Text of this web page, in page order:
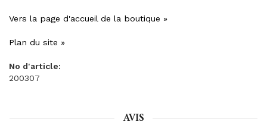
Vers la page d'accueil de la boutique »
Plan du site »
No d'article:
200307
AVIS